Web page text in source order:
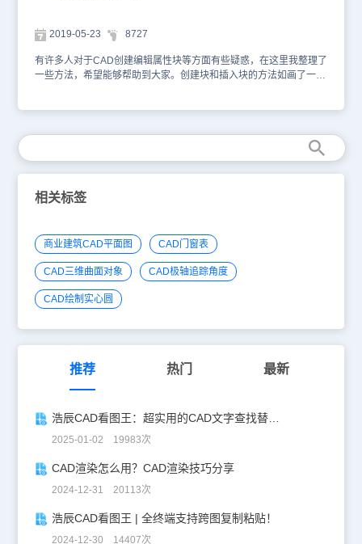
2019-05-23 8727
有许多人对于CAD创建编辑属性块等方面有些疑惑，在这里我整理了
一些方法，希望能够帮助到大家。创建块和插入块的方法如画了一个
的状态下使用。 跳出创建块界面后，先给块命名，看自己习惯，我
点。 3、将基点下面的“在屏幕上指定的”前面的打勾去掉，然后点击
下面那个“拾取点”。 4、选择一个点作为基点，确定 5、回到建块界
面，点击确定就完成建块了。6点击插入块命令，与建块命令在一起
很像的，或者快捷键I跳出插入界面，对一下名称，很多个快的时候
是让你选择你块所要放置的位置。 比例是可以缩放原来的块 旋转是
可以在你建块的基点为基点基础上旋转原来的块。 7、找个位置放下
块。就完成了CAD创建编辑属性块的方法是不是挺容易的呢？希望浩
辰CAD定义块属性，创建块和插入块的方法能够给大家带来一定的帮
助。
相关标签
商业建筑CAD平面图 CAD门窗表
CAD三维曲面对象 CAD极轴追踪角度
CAD绘制实心圆
推荐 热门 最新
浩辰CAD看图王：超实用的CAD文字查找替换技巧分享！
2025-01-02 19983次
CAD渲染怎么用？CAD渲染技巧分享
2024-12-31 20113次
浩辰CAD看图王 | 全终端支持跨图复制粘贴！
2024-12-30 14407次